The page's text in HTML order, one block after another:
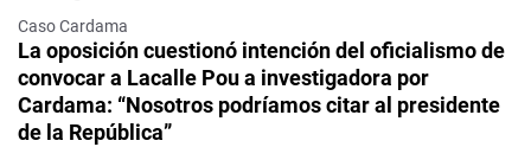
Caso Cardama
La oposición cuestionó intención del oficialismo de
convocar a Lacalle Pou a investigadora por
Cardama: “Nosotros podríamos citar al presidente
de la República”